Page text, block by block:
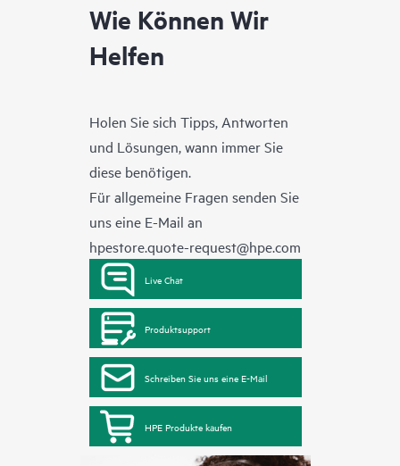
Wie Können Wir
Helfen
Holen Sie sich Tipps, Antworten
und Lösungen, wann immer Sie
diese benötigen.
Für allgemeine Fragen senden Sie
uns eine E-Mail an
hpestore.quote-request@hpe.com
Live Chat
Produktsupport
Schreiben Sie uns eine E-Mail
HPE Produkte kaufen